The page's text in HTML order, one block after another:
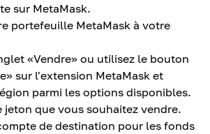
sur MetaMask.
portefeuille MetaMask à votre
«Vendre» ou utilisez le bouton
sur l'extension MetaMask et
parmi les options disponibles.
jeton que vous souhaitez vendre.
de destination pour les fonds